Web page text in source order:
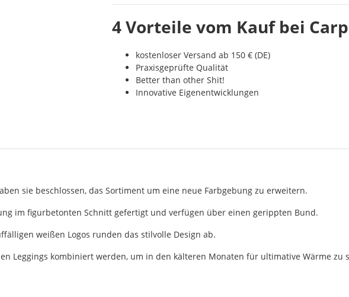
4 Vorteile vom Kauf bei
kostenloser Versand ab 150 € (DE)
Praxisgeprüfte Qualität
Better than other Shit!
Innovative Eigenentwicklungen
sie beschlossen, das Sortiment um eine neue Farbgebung zu erweitern.
im figurbetonten Schnitt gefertigt und verfügen über einen gerippten Bund.
weißen Logos runden das stilvolle Design ab.
Leggings kombiniert werden, um in den kälteren Monaten für ultimative Wärme zu